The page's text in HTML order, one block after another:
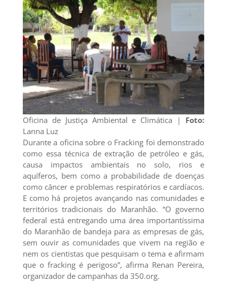
Oficina de Justiça Ambiental e Climática | Foto:
Lanna Luz
Durante a oficina sobre o Fracking foi demonstrado
como essa técnica de extração de petróleo e gás,
causa impactos ambientais no solo, rios e
aquíferos, bem como a probabilidade de doenças
como câncer e problemas respiratórios e cardíacos.
E como há projetos avançando nas comunidades e
territórios tradicionais do Maranhão. “O governo
federal está entregando uma área importantíssima
do Maranhão de bandeja para as empresas de gás,
sem ouvir as comunidades que vivem na região e
nem os cientistas que pesquisam o tema e afirmam
que o fracking é perigoso”, afirma Renan Pereira,
organizador de campanhas da 350.org.